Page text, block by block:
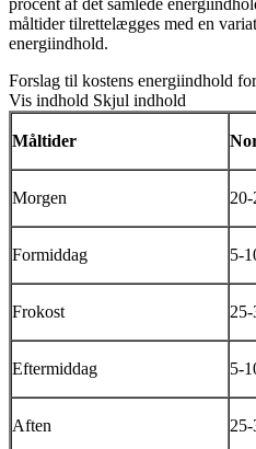
procent af det samlede
måltider tilrettelægges med en
energiindhold.
Forslag til kostens energiindhold
Vis indhold Skjul indhold
Måltider
Morgen
Formiddag 5-
Frokost
Eftermiddag 5-
Aften